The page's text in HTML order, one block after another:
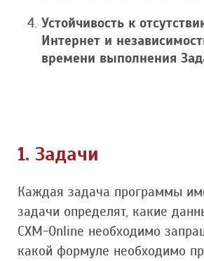
Устойчивость к
Интернет и
времени выполнения
1. Задачи
Каждая задача программы
задачи определят, какие
CXM-Online необходимо
какой формуле необходимо